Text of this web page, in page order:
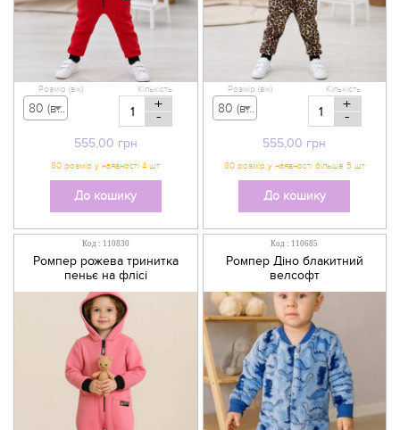
555,00 грн
Розмір (вік)
80 (вік 9-12 міс) - 555,00 грн
Кількість
+
-
До кошику
555,00 грн
Розмір (вік)
80 (вік 9-12 міс) - 555,00 грн
Кількість
+
-
До кошику
Код : 110830
Ромпер рожева тринитка
пеньє на флісі
Код : 110685
Ромпер Діно блакитний
велсофт